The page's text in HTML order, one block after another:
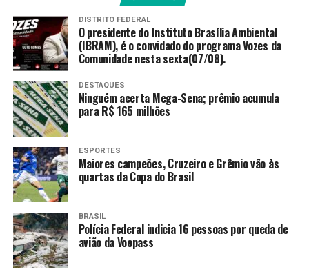
Com a desvantagem de 2 a 0 no placar geral, o Brasil
tem a obrigação de vencer o seu próximo compromisso
diante dos franceses para continuar vivo na disputa. E
esse jogo nas duplas, que será disputado a partir das 10h
(horário de Brasília) do próximo domingo (2), colocará
frente a frente os brasileiros Rafael Matos e Marcelo
Melo e os franceses Benjamin Bonzi e Pierre-Hugues
Herbert.
Triunfando nas duplas, os números 1 de cada país, Wild
e Humbert, disputam a quarta partida. Em caso de
Fonseca e Fils.
Fonte:Agência Brasil
DISTRITO FEDERAL
O presidente do Instituto Brasília Ambiental
(IBRAM), é o convidado do programa Vozes da
Comunidade nesta sexta(07/08).
DESTAQUES
Ninguém acerta Mega-Sena; prêmio acumula
para R$ 165 milhões
ESPORTES
Maiores campeões, Cruzeiro e Grêmio vão às
quartas da Copa do Brasil
BRASIL
Polícia Federal indicia 16 pessoas por queda de
avião da Voepass